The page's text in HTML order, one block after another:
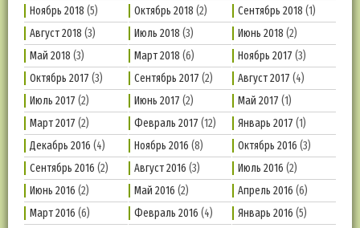
Ноябрь 2018 (5) Октябрь 2018 (2) Сентябрь 2018 (1)
Август 2018 (3) Июль 2018 (3) Июнь 2018 (2)
Май 2018 (3) Март 2018 (6) Ноябрь 2017 (3)
Октябрь 2017 (3) Сентябрь 2017 (2) Август 2017 (4)
Июль 2017 (2) Июнь 2017 (2) Май 2017 (1)
Март 2017 (2) Февраль 2017 (12) Январь 2017 (1)
Декабрь 2016 (4) Ноябрь 2016 (8) Октябрь 2016 (3)
Сентябрь 2016 (2) Август 2016 (3) Июль 2016 (2)
Июнь 2016 (2) Май 2016 (2) Апрель 2016 (6)
Март 2016 (6) Февраль 2016 (4) Январь 2016 (5)